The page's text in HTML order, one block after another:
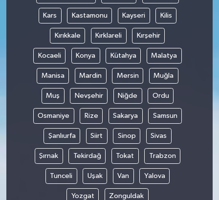
Kars Kastamonu Kayseri Kilis
Kırıkkale Kırklareli Kırşehir
Kocaeli Konya Kütahya Malatya
Manisa Mardin Mersin Muğla
Muş Nevşehir Niğde Ordu
Osmaniye Rize Sakarya Samsun
Şanlıurfa Siirt Sinop Sivas
Şırnak Tekirdağ Tokat Trabzon
Tunceli Uşak Van Yalova
Yozgat Zonguldak